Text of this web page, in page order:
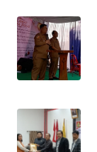
ID
PERAPKI
NEWS
SONYA
ASA
NEWS